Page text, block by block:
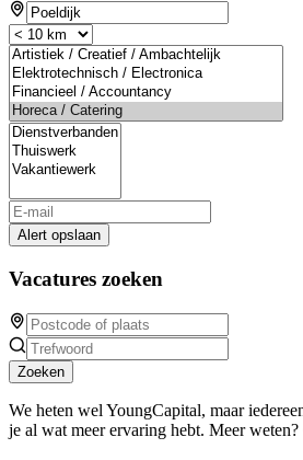
Alert opslaan
Vacatures zoeken
Zoeken
We heten wel YoungCapital, maar
je al wat meer ervaring hebt. Meer